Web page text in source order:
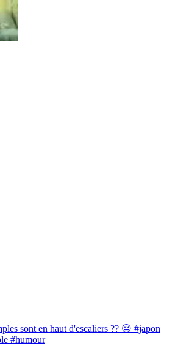
sont en haut d'escaliers ?? 😔 #japon
#humour